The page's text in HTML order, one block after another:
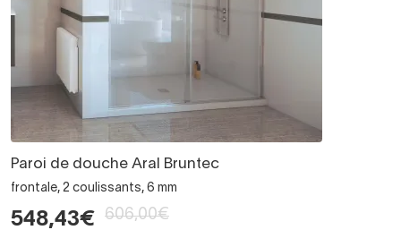
Paroi de douche Aral Bruntec
frontale, 2 coulissants, 6 mm
548,43€ 606,00€